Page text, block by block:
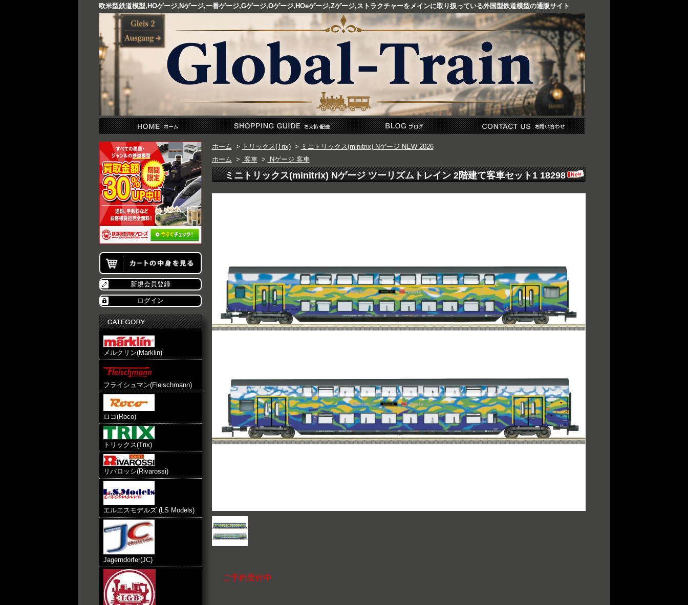
欧米型鉄道模型,HOゲージ,Nゲージ,一番ゲージ,Gゲージ,Oゲージ,HOeゲージ,Zゲージ,ストラクチャーをメインに取り扱っている外国型鉄道模型の通販サイト
新規会員登録
ログイン
メルクリン(Marklin)
フライシュマン(Fleischmann)
ロコ(Roco)
トリックス(Trix)
リバロッシ(Rivarossi)
エルエスモデルズ (LS Models)
Jagerndorfer(JC)
ホーム > トリックス(Trix) > ミニトリックス(minitrix) Nゲージ NEW 2026
ホーム > 客車> Nゲージ 客車
ミニトリックス(minitrix) Nゲージ ツーリズムトレイン 2階建て客車セット1 18298
ご予約受付中